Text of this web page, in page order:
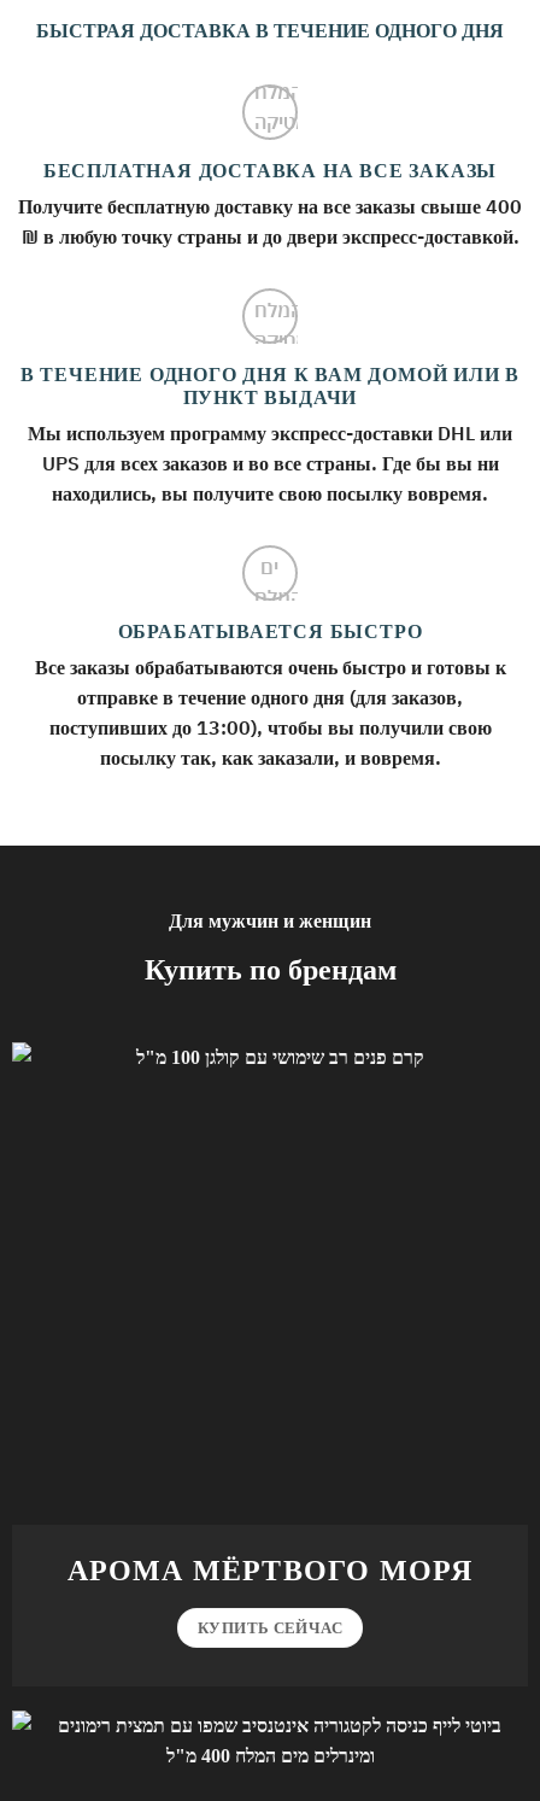
БЫСТРАЯ ДОСТАВКА В ТЕЧЕНИЕ ОДНОГО ДНЯ
БЕСПЛАТНАЯ ДОСТАВКА НА ВСЕ ЗАКАЗЫ
Получите бесплатную доставку на все заказы свыше 400
₪ в любую точку страны и до двери экспресс-доставкой.
В ТЕЧЕНИЕ ОДНОГО ДНЯ К ВАМ ДОМОЙ ИЛИ В
ПУНКТ ВЫДАЧИ
Мы используем программу экспресс-доставки DHL или
UPS для всех заказов и во все страны. Где бы вы ни
находились, вы получите свою посылку вовремя.
ОБРАБАТЫВАЕТСЯ БЫСТРО
Все заказы обрабатываются очень быстро и готовы к
отправке в течение одного дня (для заказов,
поступивших до 13:00), чтобы вы получили свою
посылку так, как заказали, и вовремя.
Для мужчин и женщин
Купить по брендам
АРОМА МЁРТВОГО МОРЯ
КУПИТЬ СЕЙЧАС